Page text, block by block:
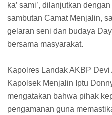
ka’ sami’, dilanjutkan
sambutan Camat Menjalin,
gelaran seni dan budaya
bersama masyarakat.
Kapolres Landak AKBP
Kapolsek Menjalin Iptu
mengatakan bahwa pihak
pengamanan guna